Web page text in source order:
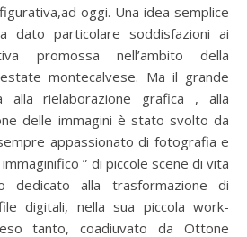
oggi. Una idea semplice
dato particolare soddisfazioni ai
promossa nell’ambito della
montecalvese. Ma il grande
alla rielaborazione grafica , alla
delle immagini è stato svolto da
appassionato di fotografia e
” di piccole scene di vita
dedicato alla trasformazione di
digitali, nella sua piccola work-
tanto, coadiuvato da Ottone